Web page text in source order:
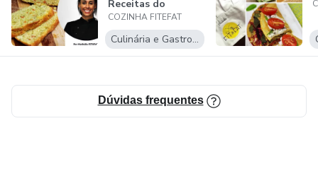
Receitas do
Restaurante
FIT&amp;FAST
COZINHA FITEFAT
Culinária e Gastronomia
Dúvidas frequentes